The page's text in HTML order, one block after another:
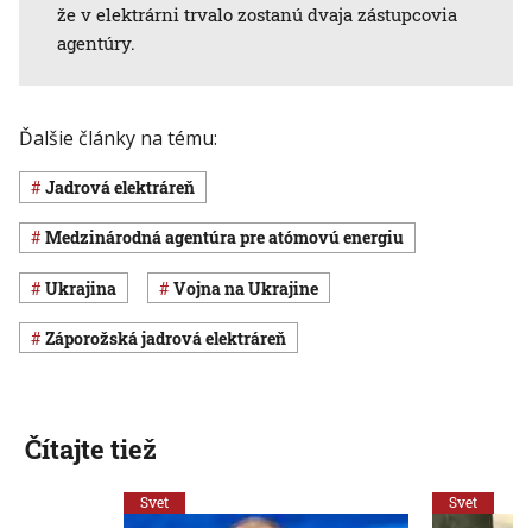
že v elektrárni trvalo zostanú dvaja zástupcovia
agentúry.
Ďalšie články na tému:
jadrová elektráreň
Medzinárodná agentúra pre atómovú energiu
Ukrajina vojna na Ukrajine
Záporožská jadrová elektráreň
Čítajte tiež
Svet Svet